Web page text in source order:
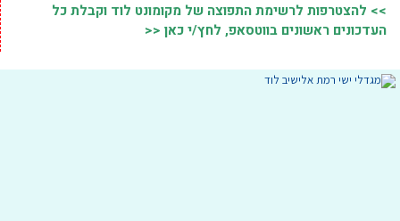
>> להצטרפות לרשימת התפוצה של מקומונט לוד וקבלת כל
העדכונים ראשונים בווטסאפ, לחץ/י כאן <<